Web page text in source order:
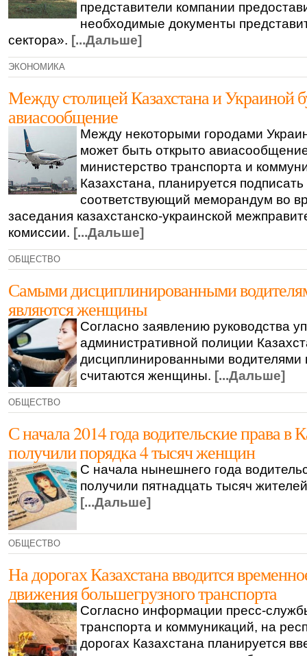
представители компании
необходимые документы
сектора». [...Дальше]
ЭКОНОМИКА
Между столицей Казахстана и Украиной
авиасообщение
Между некоторыми городами
может быть открыто
министерство транспорта и
Казахстана, планируется подписать
соответствующий меморандум во
заседания казахстанско-украинской
комиссии. [...Дальше]
ОБЩЕСТВО
Самыми дисциплинированными
являются женщины
Согласно заявлению руководства
административной полиции
дисциплинированными водителями
считаются женщины. [...Дальше]
ОБЩЕСТВО
С начала 2014 года водительские права в
получили порядка 4 тысяч женщин
С начала нынешнего года
получили пятнадцать тысяч
[...Дальше]
ОБЩЕСТВО
На дорогах Казахстана вводится
движения большегрузного транспорта
Согласно информации пресс-
транспорта и коммуникаций, на
дорогах Казахстана планируется